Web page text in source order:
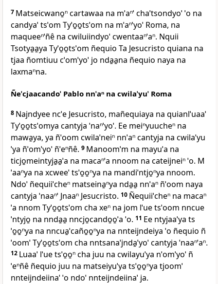
7 Matseicwano̱ⁿ cartawaa na mˈaⁿˈ chaˈtsondyoˈ ˈo na
candyaˈ tsˈom Tyˈo̱o̱tsˈom na mˈaⁿˈyoˈ Roma, na
maqueeⁿˈñê na cwiluiindyoˈ cwentaaⁿˈaⁿ. Nquii
Tsotya̱a̱ya Tyˈo̱o̱tsˈom ñequio Ta Jesucristo quiana na
tjaa ñomtiuu cˈomˈyoˈ jo nda̱a̱na ñequio naya na
laxmaⁿna.
Ñeˈcjaacandoˈ Pablo nnˈaⁿ na cwilaˈyuˈ Roma
8 Najndyee ncˈe Jesucristo, mañequiaya na quianlˈuaaˈ
Tyˈo̱o̱tsˈomya cantyja ˈnaⁿˈyoˈ. Ee meiⁿyuucheⁿ na
mawa̱ya, ya ñˈoom cwilaˈneiⁿ nnˈaⁿ cantyja na cwilaˈyu
ˈya ñˈomˈyoˈ ñˈeⁿñê. 9 Manoomˈm na mayuˈa na
ticjo̱meintyja̱a̱ˈa na macaⁿˈa nnoom na cateijneiⁿ ˈo. M
ˈaaⁿya na xcweeˈ tsˈo̱o̱ⁿya na mandiˈntjo̱ⁿya nnoom.
Ndoˈ ñequiiˈcheⁿ matseina̱ⁿya nda̱a̱ nnˈaⁿ ñˈoom naya
cantyja ˈnaaⁿˈ Jnaaⁿ Jesucristo. 10 Ñequiiˈcheⁿ na macaⁿ
ˈa nnom Tyˈo̱o̱tsˈom cha xeⁿ na jom lˈue tsˈoom nncue
ˈntyjo̱ na nnda̱a̱ nncjo̱cando̱o̱ˈa ˈo. 11 Ee ntyjaaˈya ts
ˈo̱o̱ⁿya na nncua̱ˈcaño̱o̱ⁿya na nnteijndeiya ˈo ñequio ñ
ˈoomˈ Tyˈo̱o̱tsˈom cha nntsanaˈjnda̱ˈyoˈ cantyja ˈnaaⁿˈaⁿ.
12 Luaaˈ lˈue tsˈo̱o̱ⁿ cha juu na cwilayuˈya nˈomˈyoˈ ñ
ˈeⁿñê ñequio juu na matseiyuˈya tsˈo̱o̱ⁿya tjoomˈ
nnteijndeiinaˈ ˈo ndoˈ nnteijndeiinaˈ ja.